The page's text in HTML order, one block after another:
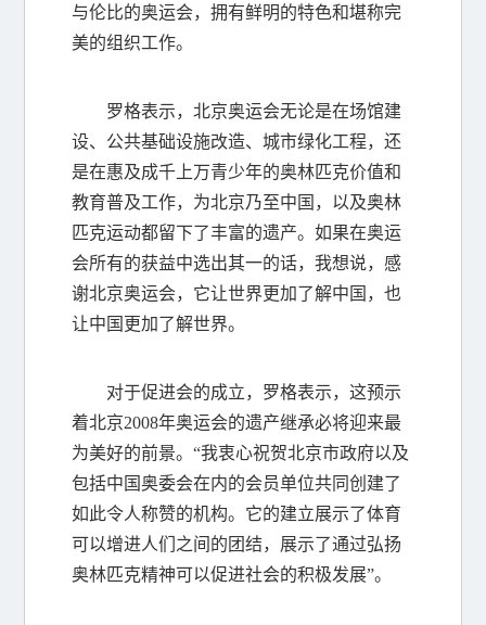
与伦比的奥运会，拥有鲜明的特色和堪称完
美的组织工作。
罗格表示，北京奥运会无论是在场馆建
设、公共基础设施改造、城市绿化工程，还
是在惠及成千上万青少年的奥林匹克价值和
教育普及工作，为北京乃至中国，以及奥林
匹克运动都留下了丰富的遗产。如果在奥运
会所有的获益中选出其一的话，我想说，感
谢北京奥运会，它让世界更加了解中国，也
让中国更加了解世界。
对于促进会的成立，罗格表示，这预示
着北京2008年奥运会的遗产继承必将迎来最
为美好的前景。“我衷心祝贺北京市政府以及
包括中国奥委会在内的会员单位共同创建了
如此令人称赞的机构。它的建立展示了体育
可以增进人们之间的团结，展示了通过弘扬
奥林匹克精神可以促进社会的积极发展”。